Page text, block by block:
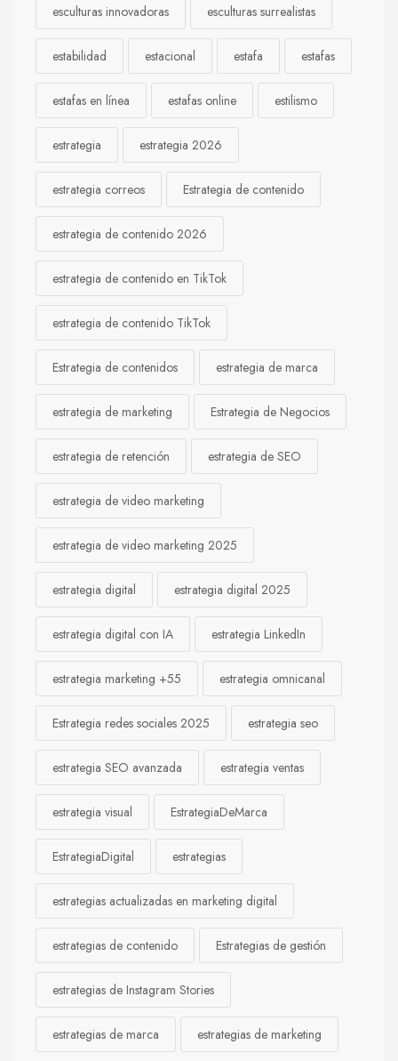
esculturas innovadoras esculturas surrealistas
estabilidad estacional estafa estafas
estafas en línea estafas online estilismo
estrategia estrategia 2026
estrategia correos Estrategia de contenido
estrategia de contenido 2026
estrategia de contenido en TikTok
estrategia de contenido TikTok
Estrategia de contenidos estrategia de marca
estrategia de marketing Estrategia de Negocios
estrategia de retención estrategia de SEO
estrategia de video marketing
estrategia de video marketing 2025
estrategia digital estrategia digital 2025
estrategia digital con IA estrategia LinkedIn
estrategia marketing +55 estrategia omnicanal
Estrategia redes sociales 2025 estrategia seo
estrategia SEO avanzada estrategia ventas
estrategia visual EstrategiaDeMarca
EstrategiaDigital estrategias
estrategias actualizadas en marketing digital
estrategias de contenido Estrategias de gestión
estrategias de Instagram Stories
estrategias de marca estrategias de marketing